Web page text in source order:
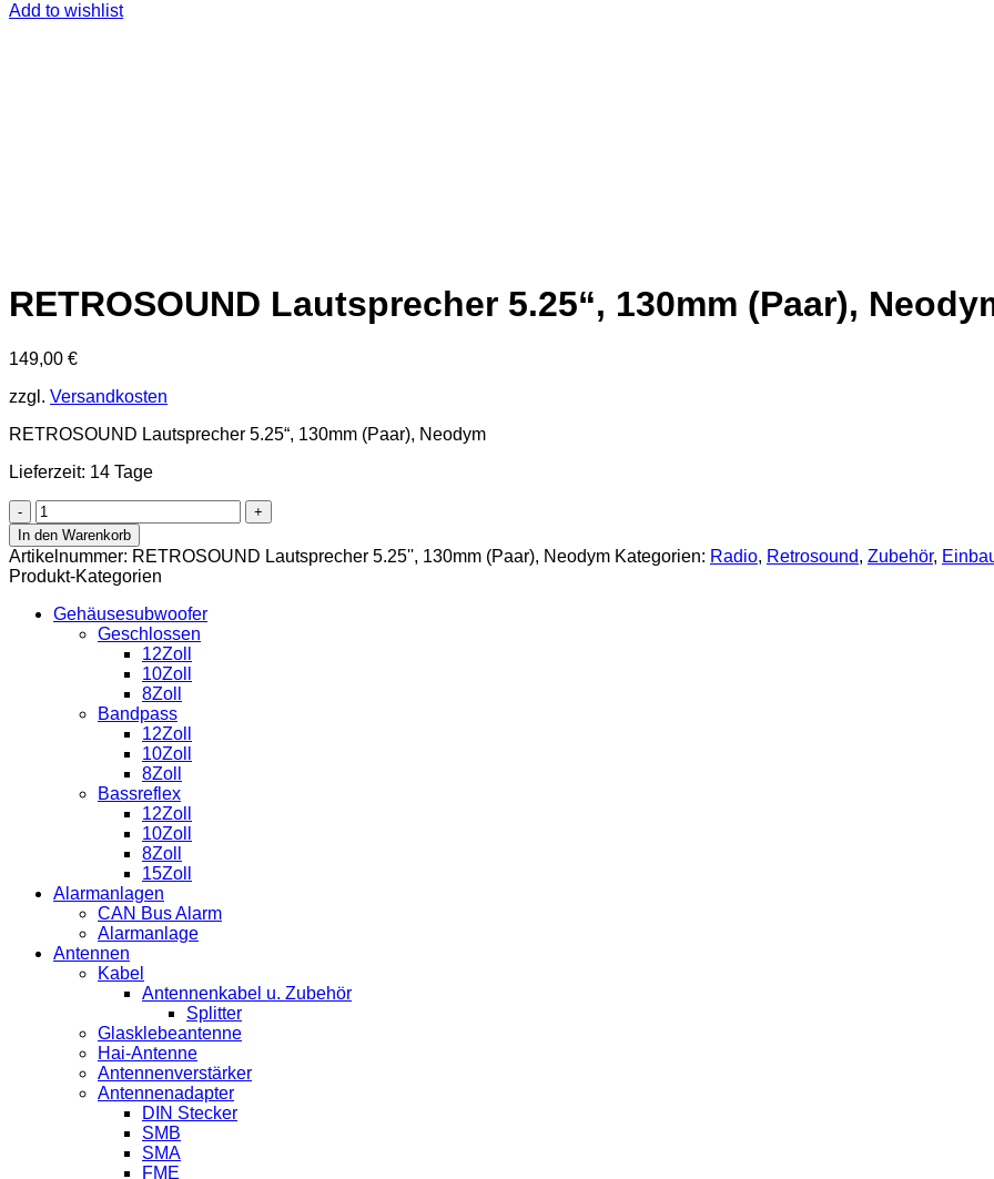
Add to wishlist
RETROSOUND Lautsprecher 5.25“, 130mm (Paar),
149,00 €
zzgl. Versandkosten
RETROSOUND Lautsprecher 5.25“, 130mm (Paar), Neodym
Lieferzeit: 14 Tage
RETROSOUND
Lautsprecher
5.25'',
130mm
(Paar),
Neodym
Menge
In den Warenkorb
Artikelnummer: RETROSOUND Lautsprecher 5.25'', 130mm (Paar), Neodym Kategorien: Radio, Retrosound, Zubehör,
Produkt-Kategorien
Gehäusesubwoofer
Geschlossen
12Zoll
10Zoll
8Zoll
Bandpass
12Zoll
10Zoll
8Zoll
Bassreflex
12Zoll
10Zoll
8Zoll
15Zoll
Alarmanlagen
CAN Bus Alarm
Alarmanlage
Antennen
Kabel
Antennenkabel u. Zubehör
Splitter
Glasklebeantenne
Hai-Antenne
Antennenverstärker
Antennenadapter
DIN Stecker
SMB
SMA
FME